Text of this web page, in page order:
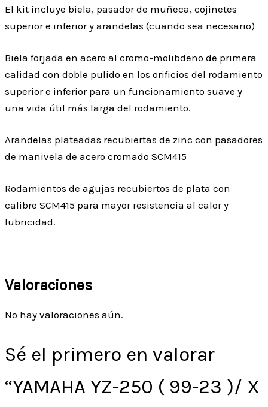
El kit incluye biela, pasador de muñeca, cojinetes
superior e inferior y arandelas (cuando sea necesario)
Biela forjada en acero al cromo-molibdeno de primera
calidad con doble pulido en los orificios del rodamiento
superior e inferior para un funcionamiento suave y
una vida útil más larga del rodamiento.
Arandelas plateadas recubiertas de zinc con pasadores
de manivela de acero cromado SCM415
Rodamientos de agujas recubiertos de plata con
calibre SCM415 para mayor resistencia al calor y
lubricidad.
Valoraciones
No hay valoraciones aún.
Sé el primero en valorar
“YAMAHA YZ-250 ( 99-23 )/ X